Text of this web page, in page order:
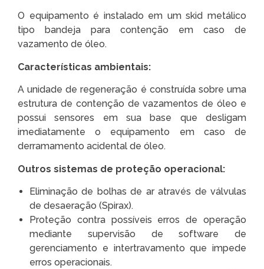
O equipamento é instalado em um skid metálico
tipo bandeja para contenção em caso de
vazamento de óleo.
Características ambientais:
A unidade de regeneração é construída sobre uma
estrutura de contenção de vazamentos de óleo e
possui sensores em sua base que desligam
imediatamente o equipamento em caso de
derramamento acidental de óleo.
Outros sistemas de proteção operacional:
Eliminação de bolhas de ar através de válvulas
de desaeração (Spirax).
Proteção contra possíveis erros de operação
mediante supervisão de software de
gerenciamento e intertravamento que impede
erros operacionais.